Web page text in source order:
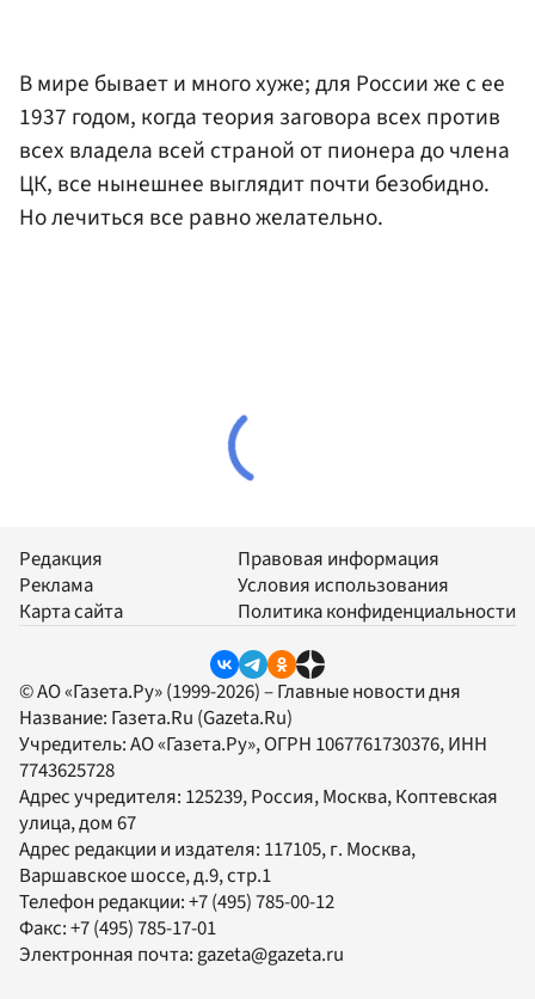
В мире бывает и много хуже; для России же с ее
1937 годом, когда теория заговора всех против
всех владела всей страной от пионера до члена
ЦК, все нынешнее выглядит почти безобидно.
Но лечиться все равно желательно.
Редакция
Реклама
Карта сайта
Правовая информация
Условия использования
Политика конфиденциальности
© АО «Газета.Ру» (1999-2026) – Главные новости дня
Название: Газета.Ru (Gazeta.Ru)
Учредитель:АО «Газета.Ру», ОГРН 1067761730376, ИНН
7743625728
Адрес учредителя: 125239, Россия, Москва, Коптевская
улица, дом 67
Адрес редакции и издателя: 117105, г. Москва,
Варшавское шоссе, д.9, стр.1
Телефон редакции:+7 (495) 785-00-12
Факс:+7 (495) 785-17-01
Электронная почта: gazeta@gazeta.ru